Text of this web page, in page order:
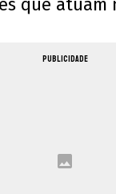
que atuam
PUBLICIDADE